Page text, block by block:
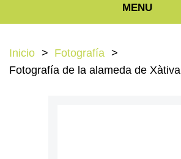
MENU
Inicio
Fotografía
Fotografía de la alameda de Xàtiva